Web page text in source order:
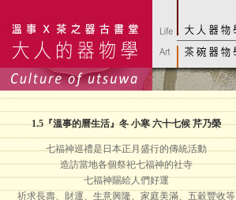
1.5『溫事的曆生活』冬 小寒 六十七候 芹乃榮
七福神巡禮是日本正月盛行的傳統活動
造訪當地各個祭祀七福神的社寺
七福神賜給人們好運
祈求長壽、財運、生意興隆、家庭美滿、五穀豐收等